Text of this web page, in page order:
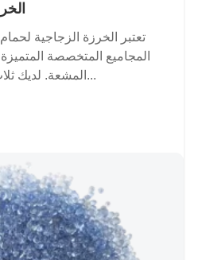
تعتبر الخرزة الزجاجية
المجاميع المتخصصة
المشعة. لديك ثلاث حبات زجاجية سلسلة...